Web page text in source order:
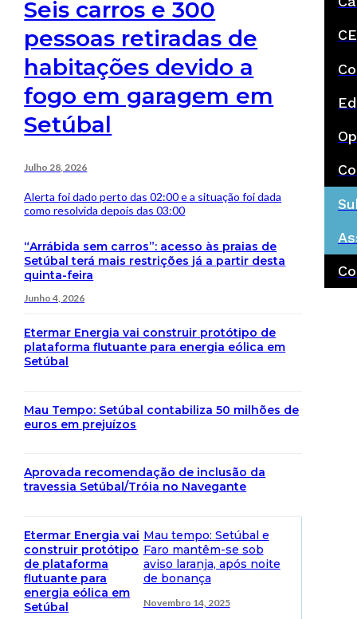
Seis carros e 300
pessoas retiradas de
habitações devido a
fogo em garagem em
Setúbal
Julho 28, 2026
Alerta foi dado perto das 02:00 e a situação foi dada
como resolvida depois das 03:00
“Arrábida sem carros”: acesso às praias de
Setúbal terá mais restrições já a partir desta
quinta-feira
Junho 4, 2026
Etermar Energia vai construir protótipo de
plataforma flutuante para energia eólica em
Setúbal
Mau Tempo: Setúbal contabiliza 50 milhões de
euros em prejuízos
Aprovada recomendação de inclusão da
travessia Setúbal/Tróia no Navegante
Etermar Energia vai
construir protótipo
de plataforma
flutuante para
energia eólica em
Setúbal
Mau tempo: Setúbal e
Faro mantêm-se sob
aviso laranja, após noite
de bonança
Novembro 14, 2025